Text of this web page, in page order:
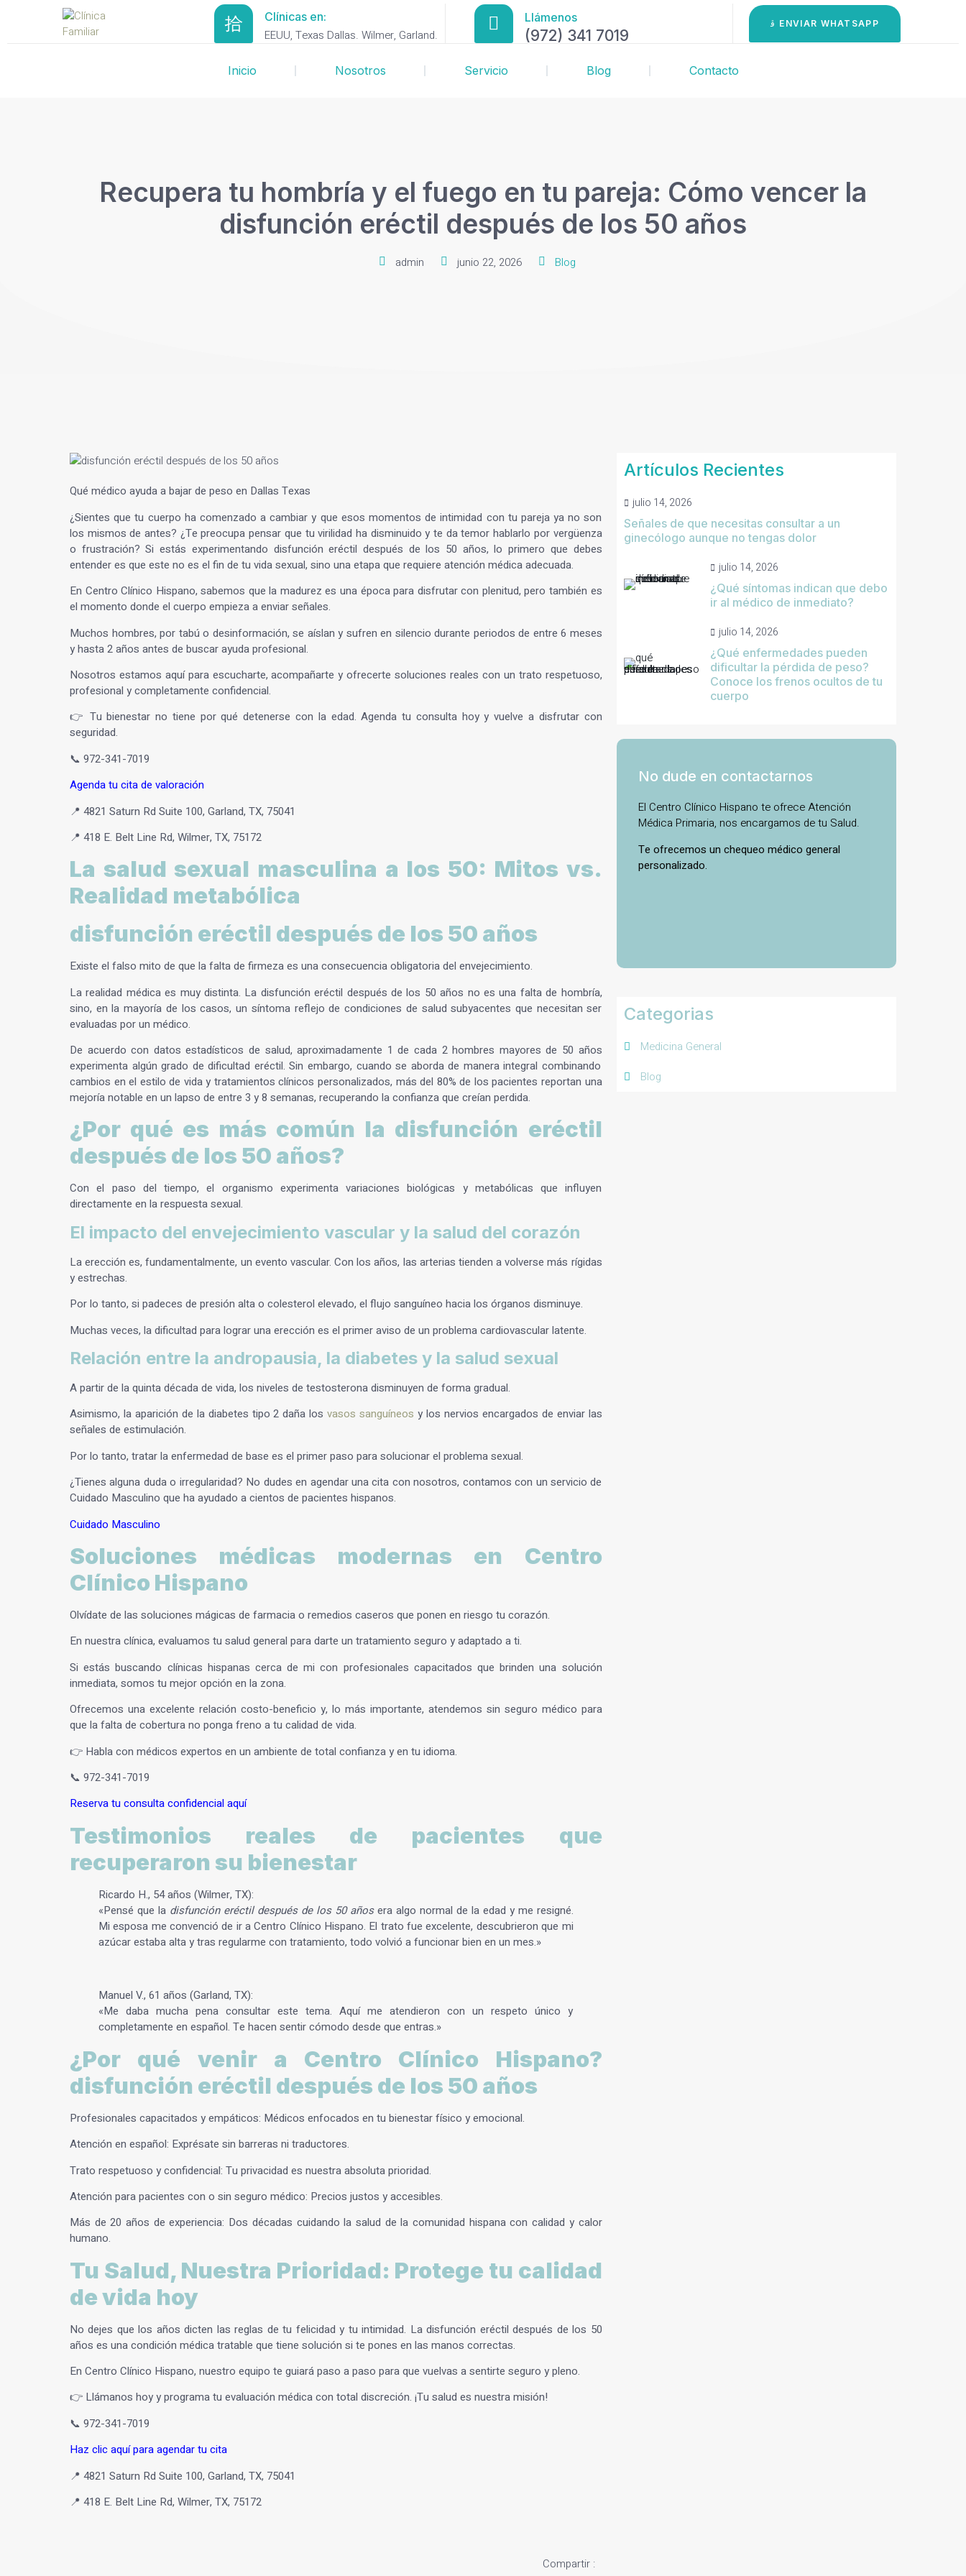
Clínicas en:
EEUU, Texas Dallas. Wilmer, Garland.
Llámenos
(972) 341 7019
ENVIAR WHATSAPP
Inicio Nosotros Servicio Blog Contacto
Recupera tu hombría y el fuego en tu pareja: Cómo vencer la
disfunción eréctil después de los 50 años
admin junio 22, 2026 Blog
Qué médico ayuda a bajar de peso en Dallas Texas
¿Sientes que tu cuerpo ha comenzado a cambiar y que esos momentos de intimidad con tu pareja ya no son
los mismos de antes? ¿Te preocupa pensar que tu virilidad ha disminuido y te da temor hablarlo por vergüenza
o frustración? Si estás experimentando disfunción eréctil después de los 50 años, lo primero que debes
entender es que este no es el fin de tu vida sexual, sino una etapa que requiere atención médica adecuada.
En Centro Clínico Hispano, sabemos que la madurez es una época para disfrutar con plenitud, pero también es
el momento donde el cuerpo empieza a enviar señales.
Muchos hombres, por tabú o desinformación, se aíslan y sufren en silencio durante periodos de entre 6 meses
y hasta 2 años antes de buscar ayuda profesional.
Nosotros estamos aquí para escucharte, acompañarte y ofrecerte soluciones reales con un trato respetuoso,
profesional y completamente confidencial.
👉 Tu bienestar no tiene por qué detenerse con la edad. Agenda tu consulta hoy y vuelve a disfrutar con
seguridad.
📞 972-341-7019
Agenda tu cita de valoración
📍 4821 Saturn Rd Suite 100, Garland, TX, 75041
📍 418 E. Belt Line Rd, Wilmer, TX, 75172
La salud sexual masculina a los 50: Mitos vs.
Realidad metabólica
disfunción eréctil después de los 50 años
Existe el falso mito de que la falta de firmeza es una consecuencia obligatoria del envejecimiento.
La realidad médica es muy distinta. La disfunción eréctil después de los 50 años no es una falta de hombría,
sino, en la mayoría de los casos, un síntoma reflejo de condiciones de salud subyacentes que necesitan ser
evaluadas por un médico.
De acuerdo con datos estadísticos de salud, aproximadamente 1 de cada 2 hombres mayores de 50 años
experimenta algún grado de dificultad eréctil. Sin embargo, cuando se aborda de manera integral combinando
cambios en el estilo de vida y tratamientos clínicos personalizados, más del 80% de los pacientes reportan una
mejoría notable en un lapso de entre 3 y 8 semanas, recuperando la confianza que creían perdida.
¿Por qué es más común la disfunción eréctil
después de los 50 años?
Con el paso del tiempo, el organismo experimenta variaciones biológicas y metabólicas que influyen
directamente en la respuesta sexual.
El impacto del envejecimiento vascular y la salud del corazón
La erección es, fundamentalmente, un evento vascular. Con los años, las arterias tienden a volverse más rígidas
y estrechas.
Por lo tanto, si padeces de presión alta o colesterol elevado, el flujo sanguíneo hacia los órganos disminuye.
Muchas veces, la dificultad para lograr una erección es el primer aviso de un problema cardiovascular latente.
Relación entre la andropausia, la diabetes y la salud sexual
A partir de la quinta década de vida, los niveles de testosterona disminuyen de forma gradual.
Asimismo, la aparición de la diabetes tipo 2 daña losvasos sanguíneos y los nervios encargados de enviar las
señales de estimulación.
Por lo tanto, tratar la enfermedad de base es el primer paso para solucionar el problema sexual.
¿Tienes alguna duda o irregularidad? No dudes en agendar una cita con nosotros, contamos con un servicio de
Cuidado Masculino que ha ayudado a cientos de pacientes hispanos.
Cuidado Masculino
Soluciones médicas modernas en Centro
Clínico Hispano
Olvídate de las soluciones mágicas de farmacia o remedios caseros que ponen en riesgo tu corazón.
En nuestra clínica, evaluamos tu salud general para darte un tratamiento seguro y adaptado a ti.
Si estás buscando clínicas hispanas cerca de mi con profesionales capacitados que brinden una solución
inmediata, somos tu mejor opción en la zona.
Ofrecemos una excelente relación costo-beneficio y, lo más importante, atendemos sin seguro médico para
que la falta de cobertura no ponga freno a tu calidad de vida.
👉 Habla con médicos expertos en un ambiente de total confianza y en tu idioma.
📞 972-341-7019
Reserva tu consulta confidencial aquí
Testimonios reales de pacientes que
recuperaron su bienestar
Ricardo H., 54 años (Wilmer, TX):
«Pensé que la disfunción eréctil después de los 50 añosera algo normal de la edad y me resigné.
Mi esposa me convenció de ir a Centro Clínico Hispano. El trato fue excelente, descubrieron que mi
azúcar estaba alta y tras regularme con tratamiento, todo volvió a funcionar bien en un mes.»
Manuel V., 61 años (Garland, TX):
«Me daba mucha pena consultar este tema. Aquí me atendieron con un respeto único y
completamente en español. Te hacen sentir cómodo desde que entras.»
¿Por qué venir a Centro Clínico Hispano?
disfunción eréctil después de los 50 años
Profesionales capacitados y empáticos: Médicos enfocados en tu bienestar físico y emocional.
Atención en español: Exprésate sin barreras ni traductores.
Trato respetuoso y confidencial: Tu privacidad es nuestra absoluta prioridad.
Atención para pacientes con o sin seguro médico: Precios justos y accesibles.
Más de 20 años de experiencia: Dos décadas cuidando la salud de la comunidad hispana con calidad y calor
humano.
Tu Salud, Nuestra Prioridad: Protege tu calidad
de vida hoy
No dejes que los años dicten las reglas de tu felicidad y tu intimidad. Ladisfunción eréctil después de los 50
años es una condición médica tratable que tiene solución si te pones en las manos correctas.
En Centro Clínico Hispano, nuestro equipo te guiará paso a paso para que vuelvas a sentirte seguro y pleno.
👉 Llámanos hoy y programa tu evaluación médica con total discreción. ¡Tu salud es nuestra misión!
📞 972-341-7019
Haz clic aquí para agendar tu cita
📍 4821 Saturn Rd Suite 100, Garland, TX, 75041
📍 418 E. Belt Line Rd, Wilmer, TX, 75172
Compartir :
Artículos Recientes
julio 14, 2026
Señales de que necesitas consultar a un
ginecólogo aunque no tengas dolor
julio 14, 2026
¿Qué síntomas indican que debo
ir al médico de inmediato?
julio 14, 2026
¿Qué enfermedades pueden
dificultar la pérdida de peso?
Conoce los frenos ocultos de tu
cuerpo
No dude en contactarnos
El Centro Clínico Hispano te ofrece Atención
Médica Primaria, nos encargamos de tu Salud.
Te ofrecemos un chequeo médico general
personalizado.
Categorias
Medicina General
Blog